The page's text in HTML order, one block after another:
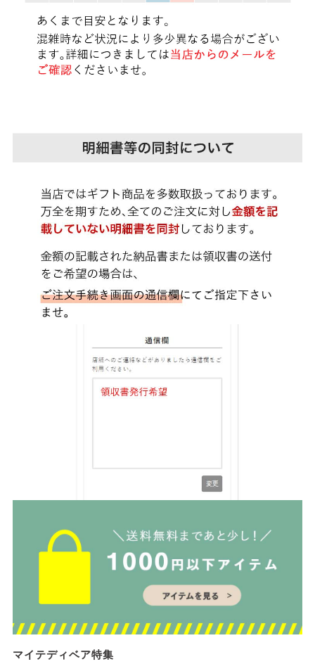
マイテディベア特集